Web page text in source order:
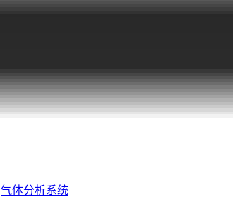
气体分析系统